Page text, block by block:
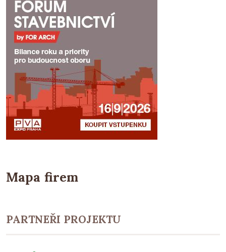
Mapa firem
PARTNEŘI PROJEKTU